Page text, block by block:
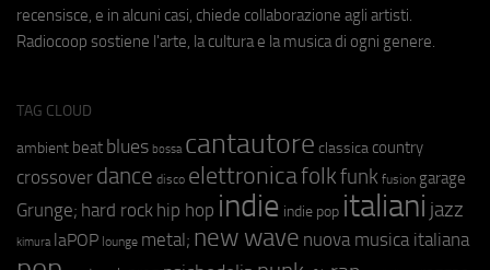
recensisce, e in alcuni casi, chiede collaborazione agli artisti.
Radiocoop sostiene l'arte, la cultura e la musica di ogni genere.
TAG CLOUD
ambient beat blues bossa cantautore classica country
crossover dance disco elettronicafolkfunk fusion garage
Grunge; hard rock hip hop indie indie pop italiani jazz
kimura laPOP lounge metal; new wave nuova musica italiana